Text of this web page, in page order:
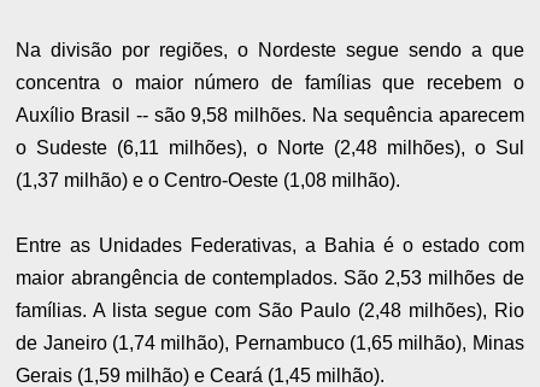
Na divisão por regiões, o Nordeste segue sendo a que
concentra o maior número de famílias que recebem o
Auxílio Brasil -- são 9,58 milhões. Na sequência aparecem
o Sudeste (6,11 milhões), o Norte (2,48 milhões), o Sul
(1,37 milhão) e o Centro-Oeste (1,08 milhão).
Entre as Unidades Federativas, a Bahia é o estado com
maior abrangência de contemplados. São 2,53 milhões de
famílias. A lista segue com São Paulo (2,48 milhões), Rio
de Janeiro (1,74 milhão), Pernambuco (1,65 milhão), Minas
Gerais (1,59 milhão) e Ceará (1,45 milhão).